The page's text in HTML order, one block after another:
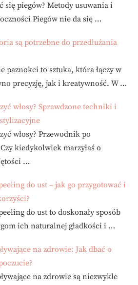
się piegów? Metody usuwania i
Piegów nie da się …
są potrzebne do przedłużania
paznokci to sztuka, która łączy w
precyzję, jak i kreatywność. W …
włosy? Sprawdzone techniki i
włosy? Przewodnik po
kiedykolwiek marzyłaś o
…
do ust – jak go przygotować i
do ust to doskonały sposób
ich naturalnej gładkości i …
na zdrowie: Jak dbać o
na zdrowie są niezwykle